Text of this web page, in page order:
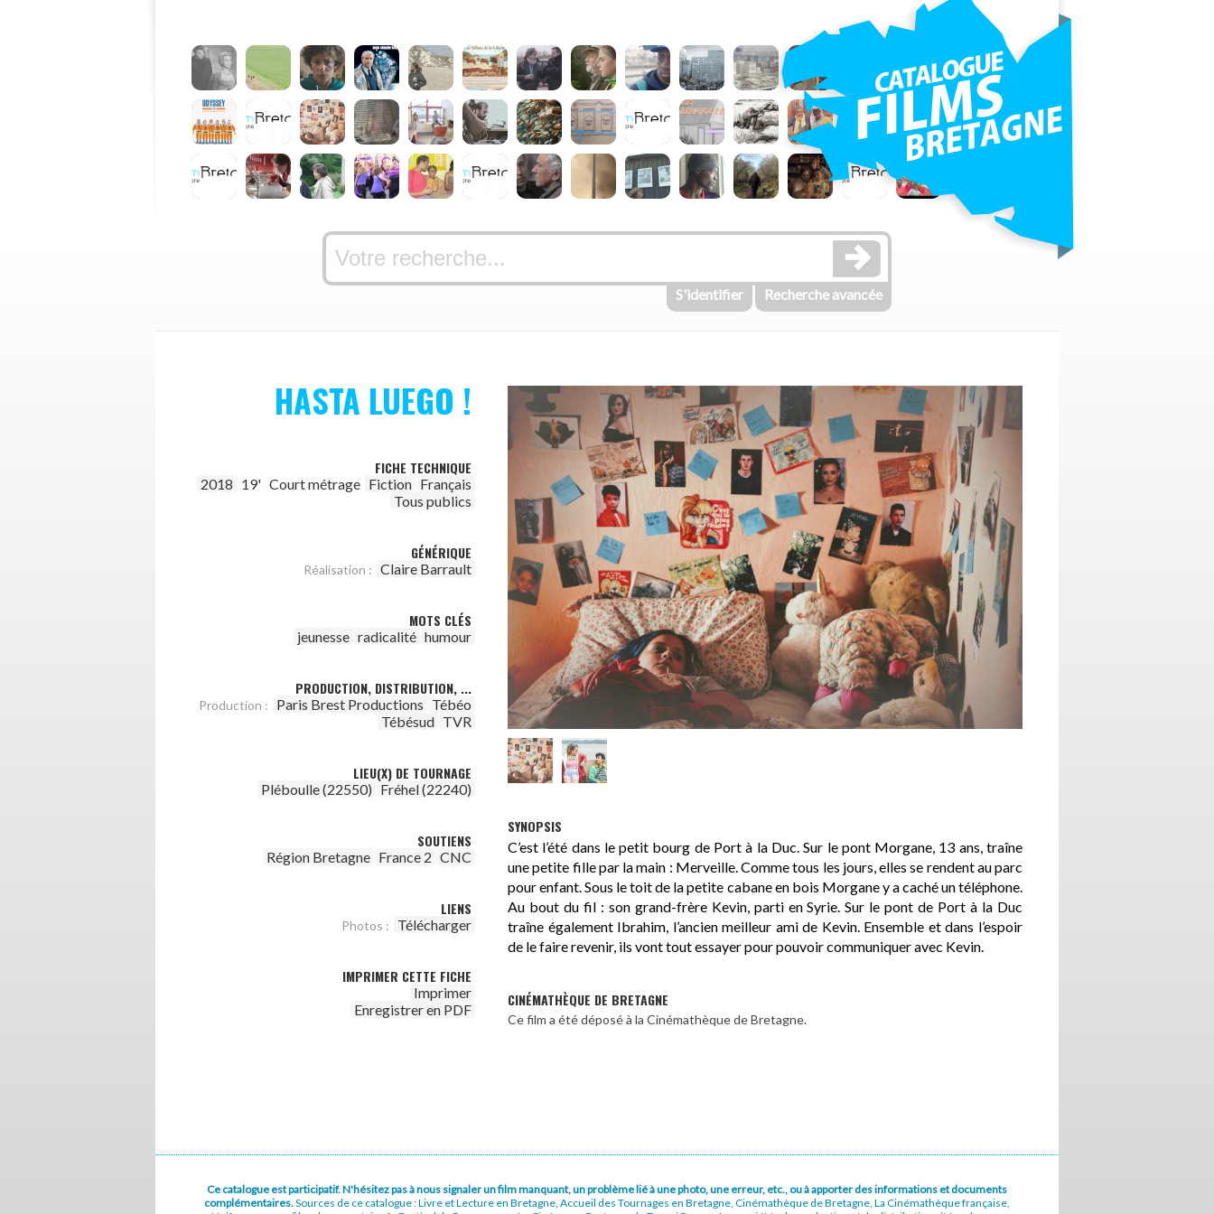
S'identifier Recherche avancée
HASTA LUEGO !
FICHE TECHNIQUE
2018 19' Court métrage Fiction Français
Tous publics
GÉNÉRIQUE
Réalisation : Claire Barrault
MOTS CLÉS
jeunesse radicalité humour
PRODUCTION, DISTRIBUTION, ...
Production : Paris Brest Productions Tébéo
Tébésud TVR
LIEU(X) DE TOURNAGE
Pléboulle (22550) Fréhel (22240)
SOUTIENS
Région Bretagne France 2 CNC
LIENS
Photos : Télécharger
IMPRIMER CETTE FICHE
Imprimer
Enregistrer en PDF
SYNOPSIS
C’est l’été dans le petit bourg de Port à la Duc. Sur le pont Morgane, 13 ans, traîne
une petite fille par la main : Merveille. Comme tous les jours, elles se rendent au parc
pour enfant. Sous le toit de la petite cabane en bois Morgane y a caché un téléphone.
Au bout du fil : son grand-frère Kevin, parti en Syrie. Sur le pont de Port à la Duc
traîne également Ibrahim, l’ancien meilleur ami de Kevin. Ensemble et dans l’espoir
de le faire revenir, ils vont tout essayer pour pouvoir communiquer avec Kevin.
CINÉMATHÈQUE DE BRETAGNE
Ce film a été déposé à la Cinémathèque de Bretagne.
Ce catalogue est participatif. N'hésitez pas à nous signaler un film manquant, un problème lié à une photo, une erreur, etc., ou à apporter des informations et documents
complémentaires.Sources de ce catalogue : Livre et Lecture en Bretagne, Accueil des Tournages en Bretagne, Cinémathèque de Bretagne, La Cinémathèque française,